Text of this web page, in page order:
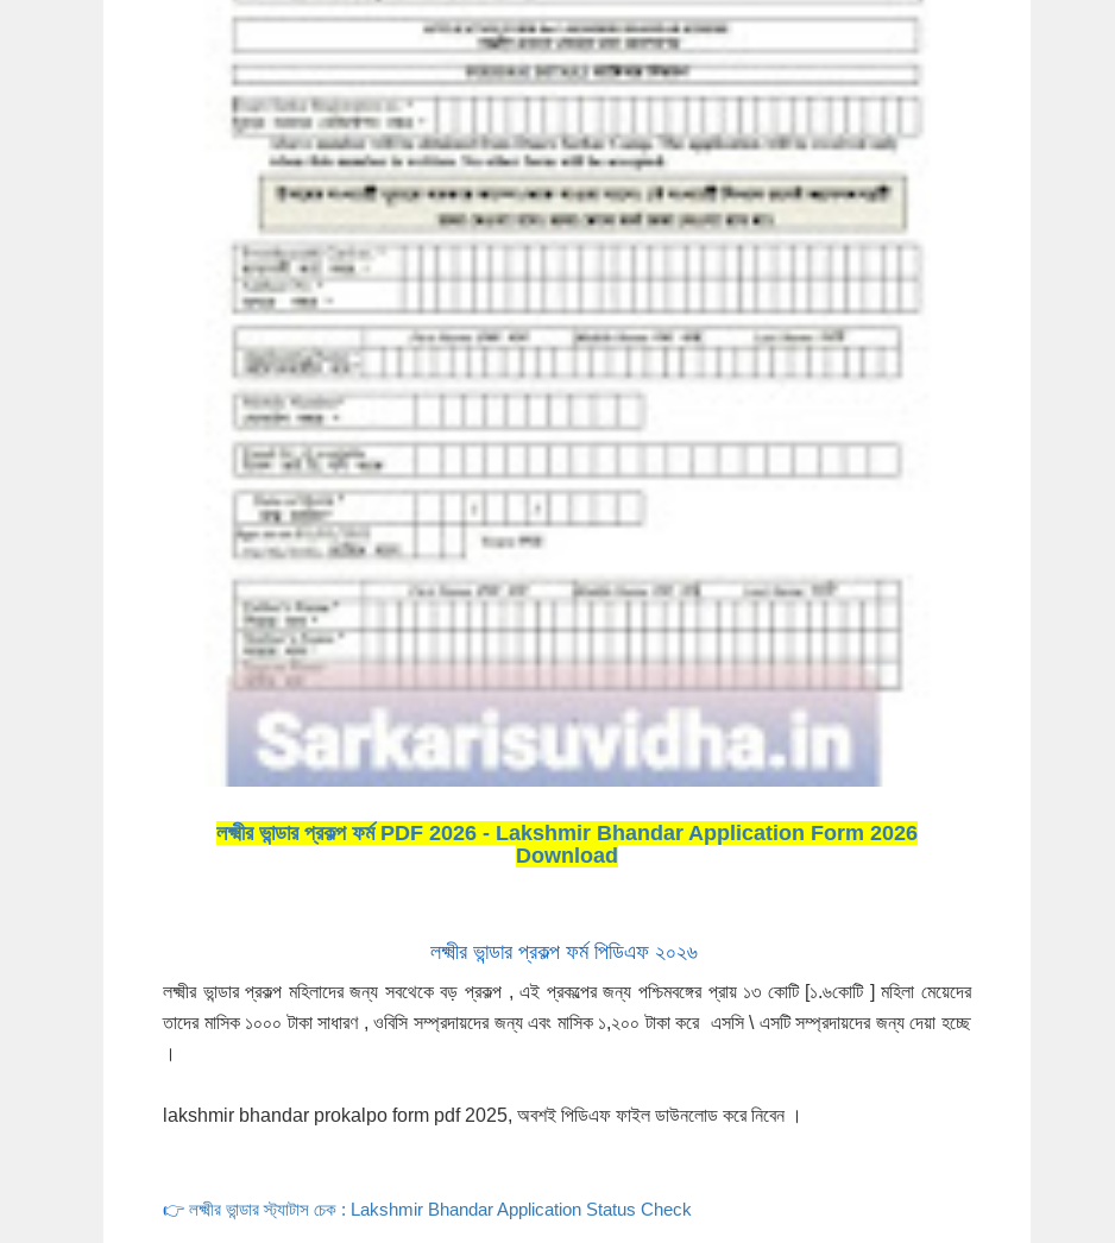
লক্ষ্মীর ভান্ডার প্রকল্প ফর্ম PDF 2026 - Lakshmir Bhandar Application Form 2026
Download
লক্ষ্মীর ভান্ডার প্রকল্প ফর্ম পিডিএফ ২০২৬
লক্ষ্মীর ভান্ডার প্রকল্প মহিলাদের জন্য সবথেকে বড় প্রকল্প , এই প্রকল্পের জন্য পশ্চিমবঙ্গের প্রায় ১৩ কোটি [১.৬কোটি ] মহিলা মেয়েদের
তাদের মাসিক ১০০০ টাকা সাধারণ , ওবিসি সম্প্রদায়দের জন্য এবং মাসিক ১,২০০ টাকা করে এসসি \ এসটি সম্প্রদায়দের জন্য দেয়া হচ্ছে
।
lakshmir bhandar prokalpo form pdf 2025, অবশই পিডিএফ ফাইল ডাউনলোড করে নিবেন ।
👉 লক্ষ্মীর ভান্ডার স্ট্যাটাস চেক : Lakshmir Bhandar Application Status Check